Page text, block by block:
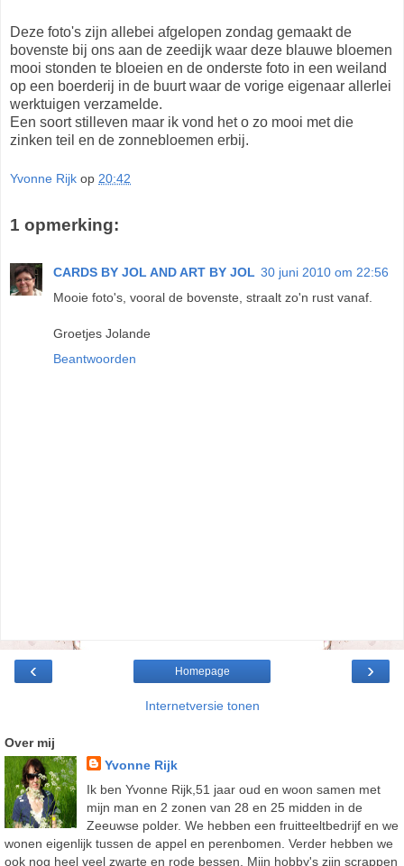
Deze foto's zijn allebei afgelopen zondag gemaakt de
bovenste bij ons aan de zeedijk waar deze blauwe bloemen
mooi stonden te bloeien en de onderste foto in een weiland
op een boerderij in de buurt waar de vorige eigenaar allerlei
werktuigen verzamelde.
Een soort stilleven maar ik vond het o zo mooi met die
zinken teil en de zonnebloemen erbij.
Yvonne Rijk op 20:42
1 opmerking:
CARDS BY JOL AND ART BY JOL 30 juni 2010 om 22:56
Mooie foto's, vooral de bovenste, straalt zo'n rust vanaf.
Groetjes Jolande
Beantwoorden
‹ ›
Homepage
Internetversie tonen
Over mij
Yvonne Rijk
Ik ben Yvonne Rijk,51 jaar oud en woon samen met
mijn man en 2 zonen van 28 en 25 midden in de
Zeeuwse polder. We hebben een fruitteeltbedrijf en we
wonen eigenlijk tussen de appel en perenbomen. Verder hebben we
ook nog heel veel zwarte en rode bessen. Mijn hobby's zijn scrappen